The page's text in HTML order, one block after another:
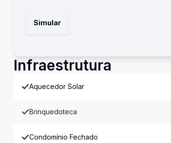
Simular
Infraestrutura
Aquecedor Solar
Brinquedoteca
Condomínio Fechado